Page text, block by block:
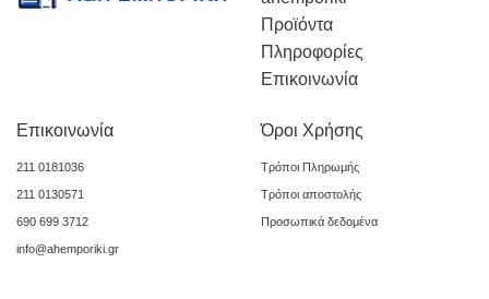
Προϊόντα
Πληροφορίες
Επικοινωνία
Επικοινωνία
211 0181036
211 0130571
690 699 3712
info@ahemporiki.gr
Όροι Χρήσης
Τρόποι Πληρωμής
Τρόποι αποστολής
Προσωπικά δεδομένα